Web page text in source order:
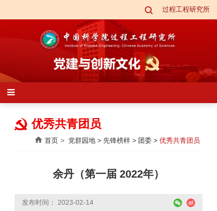
过程工程研究所
优秀共青团员
首页 党群园地 > 先锋榜样 > 团委 > 优秀共青团员
余丹（第一届 2022年）
发布时间： 2023-02-14